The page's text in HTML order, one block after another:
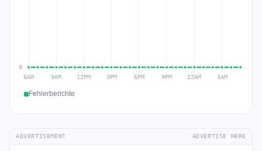
Fehlerberichte
ADVERTISEMENT ADVERTISE HERE